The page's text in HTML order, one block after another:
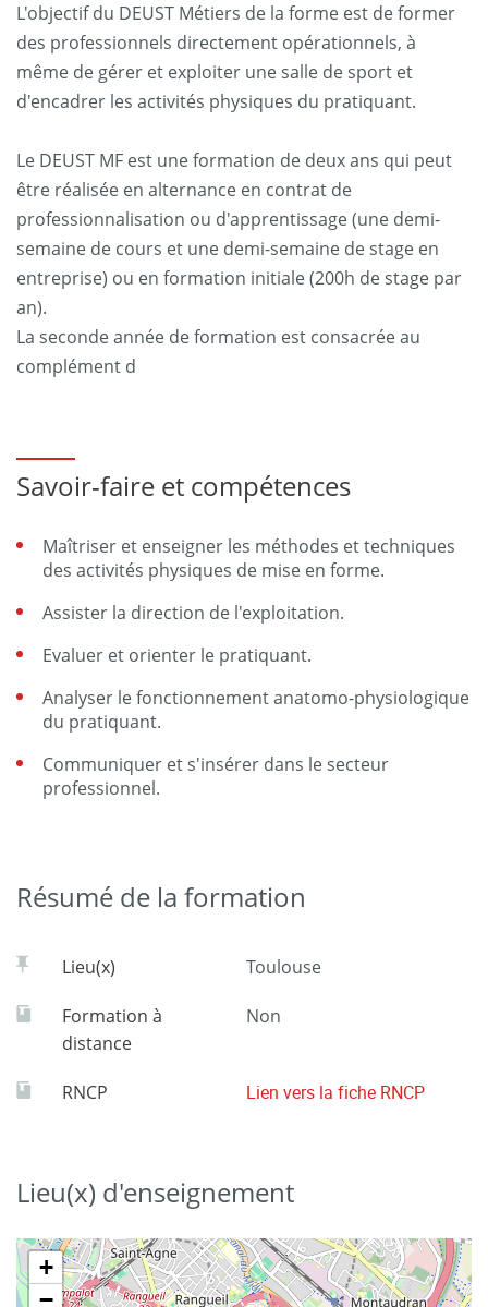
L'objectif du DEUST Métiers de la forme est de former
des professionnels directement opérationnels, à
même de gérer et exploiter une salle de sport et
d'encadrer les activités physiques du pratiquant.
Le DEUST MF est une formation de deux ans qui peut
être réalisée en alternance en contrat de
professionnalisation ou d'apprentissage (une demi-
semaine de cours et une demi-semaine de stage en
entreprise) ou en formation initiale (200h de stage par
an).
La seconde année de formation est consacrée au
complément d
Savoir-faire et compétences
Maîtriser et enseigner les méthodes et techniques
des activités physiques de mise en forme.
Assister la direction de l'exploitation.
Evaluer et orienter le pratiquant.
Analyser le fonctionnement anatomo-physiologique
du pratiquant.
Communiquer et s'insérer dans le secteur
professionnel.
Résumé de la formation
Lieu(x) Toulouse
Formation à
distance
Non
RNCP Lien vers la fiche RNCP
Lieu(x) d'enseignement
+
−